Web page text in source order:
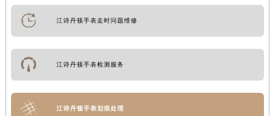
江诗丹顿手表走时问题维修
江诗丹顿手表检测服务
江诗丹顿手表划痕处理